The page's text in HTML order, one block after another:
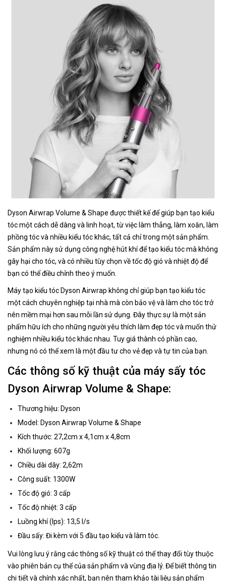
Dyson Airwrap Volume & Shape được thiết kế để giúp bạn tạo kiểu
tóc một cách dễ dàng và linh hoạt, từ việc làm thẳng, làm xoăn, làm
phồng tóc và nhiều kiểu tóc khác, tất cả chỉ trong một sản phẩm.
Sản phẩm này sử dụng công nghệ hút khí để tạo kiểu tóc mà không
gây hại cho tóc, và có nhiều tùy chọn về tốc độ gió và nhiệt độ để
bạn có thể điều chỉnh theo ý muốn.
Máy tạo kiểu tóc Dyson Airwrap không chỉ giúp bạn tạo kiểu tóc
một cách chuyên nghiệp tại nhà mà còn bảo vệ và làm cho tóc trở
nên mềm mại hơn sau mỗi lần sử dụng. Đây thực sự là một sản
phẩm hữu ích cho những người yêu thích làm đẹp tóc và muốn thử
nghiệm nhiều kiểu tóc khác nhau. Tuy giá thành có phần cao,
nhưng nó có thể xem là một đầu tư cho vẻ đẹp và tự tin của bạn.
Các thông số kỹ thuật của máy sấy tóc
Dyson Airwrap Volume & Shape:
Thương hiệu: Dyson
Model: Dyson Airwrap Volume & Shape
Kích thước: 27,2cm x 4,1cm x 4,8cm
Khối lượng: 607g
Chiều dài dây: 2,62m
Công suất: 1300W
Tốc độ gió: 3 cấp
Tốc độ nhiệt: 3 cấp
Luồng khí (lps): 13,5 l/s
Đầu sấy: Đi kèm với 5 đầu tạo kiểu và làm tóc.
Vui lòng lưu ý rằng các thông số kỹ thuật có thể thay đổi tùy thuộc
vào phiên bản cụ thể của sản phẩm và vùng địa lý. Để biết thông tin
chi tiết và chính xác nhất, bạn nên tham khảo tài liệu sản phẩm